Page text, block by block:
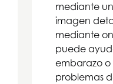
mediante
imagen
mediante
puede
embarazo
problemas